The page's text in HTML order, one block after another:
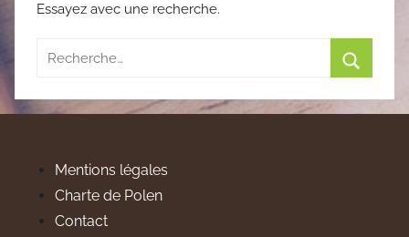
Essayez avec une recherche.
Recherche
:
Mentions légales
Charte de Polen
Contact